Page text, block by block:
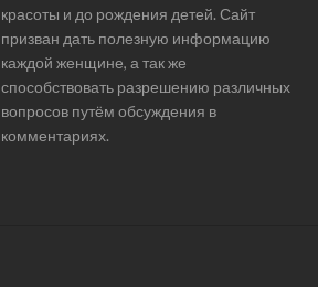
красоты и до рождения детей. Сайт
призван дать полезную информацию
каждой женщине, а так же
способствовать разрешению различных
вопросов путём обсуждения в
комментариях.